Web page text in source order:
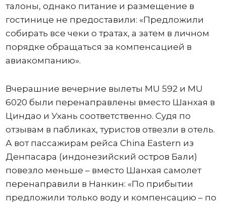
талоны, однако питание и размещение в
гостинице не предоставили: «Предложили
собирать все чеки о тратах, а затем в личном
порядке обращаться за компенсацией в
авиакомпанию».
Вчерашние вечерние вылеты MU 592 и MU
6020 были перенаправлены вместо Шанхая в
Циндао и Ухань соответственно. Судя по
отзывам в пабликах, туристов отвезли в отель.
А вот пассажирам рейса China Eastern из
Денпасара (индонезийский остров Бали)
повезло меньше – вместо Шанхая самолет
перенаправили в Нанкин: «По прибытии
предложили только воду и компенсацию – по